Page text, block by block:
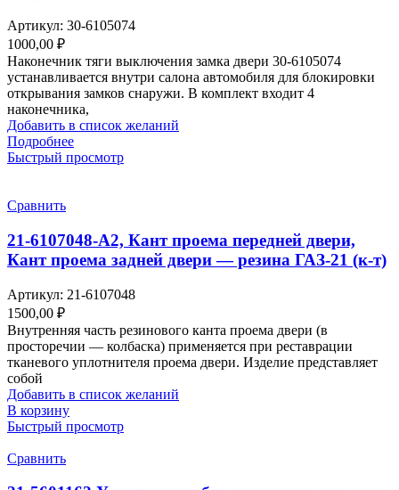
Артикул: 30-6105074
1000,00 ₽
Наконечник тяги выключения замка двери 30-6105074
устанавливается внутри салона автомобиля для блокировки
открывания замков снаружи. В комплект входит 4
наконечника,
Добавить в список желаний
Подробнее
Быстрый просмотр
Сравнить
21-6107048-А2, Кант проема передней двери,
Кант проема задней двери — резина ГАЗ-21 (к-т)
Артикул: 21-6107048
1500,00 ₽
Внутренняя часть резинового канта проема двери (в
просторечии — колбаска) применяется при реставрации
тканевого уплотнителя проема двери. Изделие представляет
собой
Добавить в список желаний
В корзину
Быстрый просмотр
Сравнить